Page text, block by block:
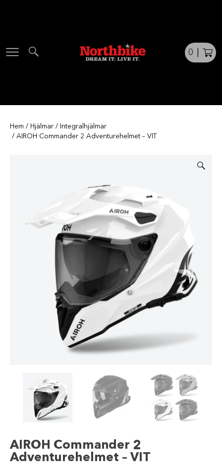
0
Hem / Hjälmar / Integralhjälmar
/ AIROH Commander 2 Adventurehelmet – VIT
AIROH Commander 2
Adventurehelmet – VIT